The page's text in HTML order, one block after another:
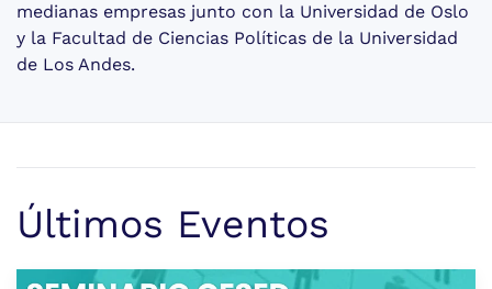
medianas empresas junto con la Universidad de Oslo
y la Facultad de Ciencias Políticas de la Universidad
de Los Andes.
Últimos Eventos